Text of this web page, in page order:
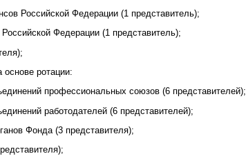
Российской Федерации (1 представитель);
Федерации (1 представитель);
ротации:
профессиональных союзов (6 представителей);
работодателей (6 представителей);
Фонда (3 представителя);